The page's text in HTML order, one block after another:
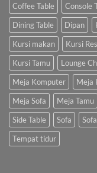
Coffee Table
Console
Dining Table
Dipan
Kursi makan
Kursi
Kursi Tamu
Lounge
Meja Komputer
Meja
Meja Sofa
Meja Tamu
Side Table
Sofa
Tempat tidur